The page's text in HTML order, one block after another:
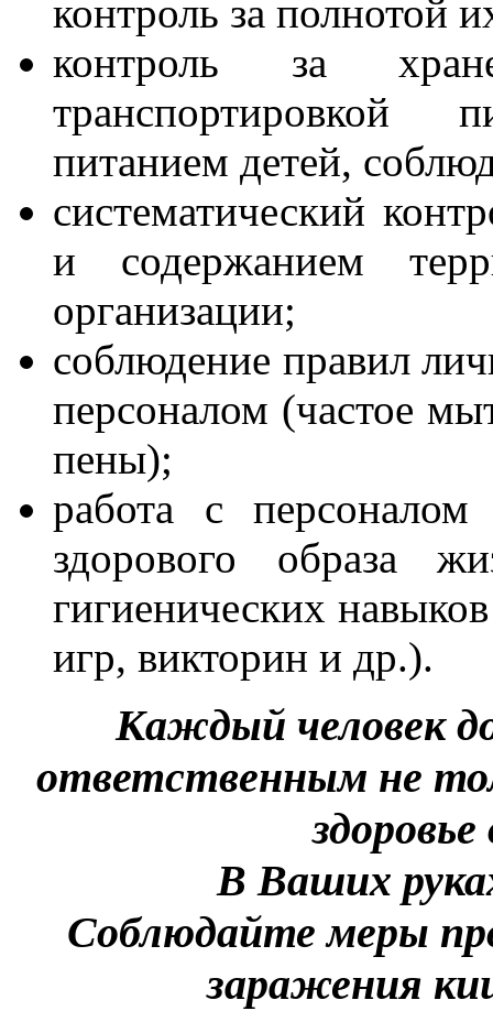
контроль за полнотой
контроль за
питанием детей,
систематический
и содержанием
организации;
соблюдение правил
персоналом (частое
пены);
работа с
здорового образа
гигиенических
игр, викторин и др.).
Каждый человек
ответственным не
В Ваших
Соблюдайте меры
заражения